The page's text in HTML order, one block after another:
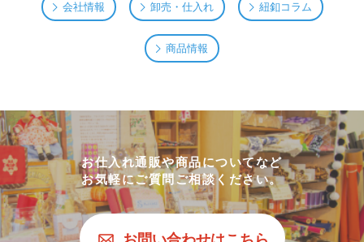
会社情報 卸売・仕入れ 紐釦コラム
商品情報
お仕入れ通販や商品についてなど
お気軽にご質問ご相談ください。
お問い合わせはこちら